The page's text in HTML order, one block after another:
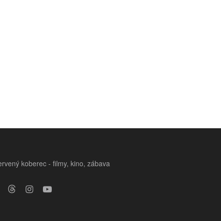
koberec - filmy, kino, zábava